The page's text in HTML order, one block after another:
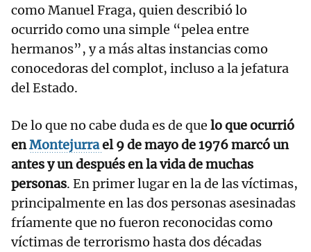
como Manuel Fraga, quien describió lo
ocurrido como una simple “pelea entre
hermanos”, y a más altas instancias como
conocedoras del complot, incluso a la jefatura
del Estado.
De lo que no cabe duda es de que lo que ocurrió
enMontejurrael 9 de mayo de 1976 marcó un
antes y un después en la vida de muchas
personas. En primer lugar en la de las víctimas,
principalmente en las dos personas asesinadas
fríamente que no fueron reconocidas como
víctimas de terrorismo hasta dos décadas